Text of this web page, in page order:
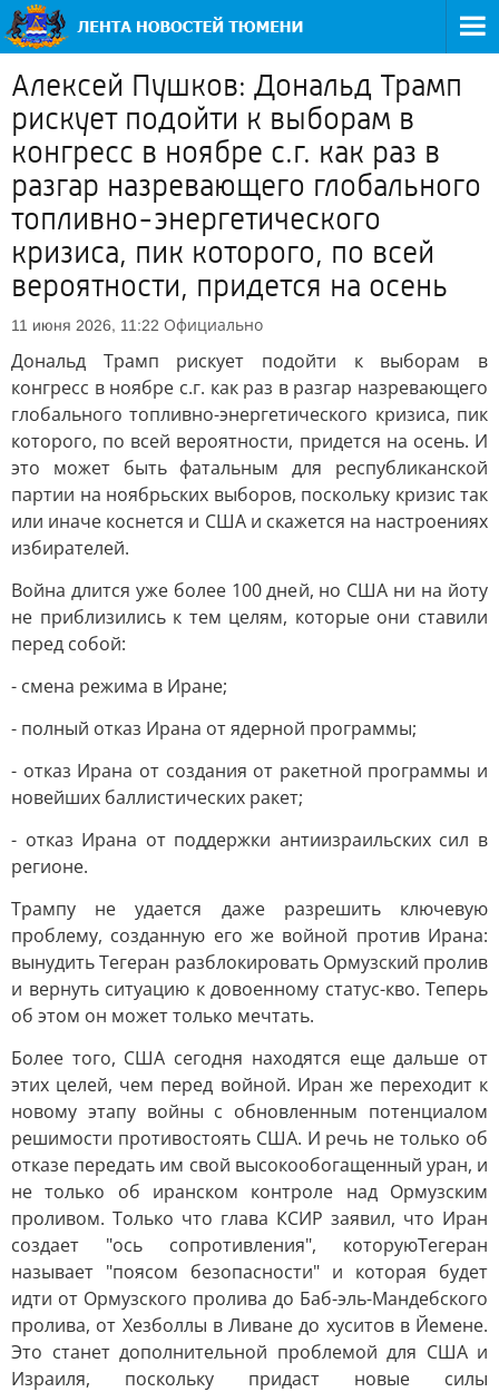
Алексей Пушков: Дональд Трамп
рискует подойти к выборам в
конгресс в ноябре с.г. как раз в
разгар назревающего глобального
топливно-энергетического
кризиса, пик которого, по всей
вероятности, придется на осень
11 июня 2026, 11:22 Официально
Дональд Трамп рискует подойти к выборам в
конгресс в ноябре с.г. как раз в разгар назревающего
глобального топливно-энергетического кризиса, пик
которого, по всей вероятности, придется на осень. И
это может быть фатальным для республиканской
партии на ноябрьских выборов, поскольку кризис так
или иначе коснется и США и скажется на настроениях
избирателей.
Война длится уже более 100 дней, но США ни на йоту
не приблизились к тем целям, которые они ставили
перед собой:
- смена режима в Иране;
- полный отказ Ирана от ядерной программы;
- отказ Ирана от создания от ракетной программы и
новейших баллистических ракет;
- отказ Ирана от поддержки антиизраильских сил в
регионе.
Трампу не удается даже разрешить ключевую
проблему, созданную его же войной против Ирана:
вынудить Тегеран разблокировать Ормузский пролив
и вернуть ситуацию к довоенному статус-кво. Теперь
об этом он может только мечтать.
Более того, США сегодня находятся еще дальше от
этих целей, чем перед войной. Иран же переходит к
новому этапу войны с обновленным потенциалом
решимости противостоять США. И речь не только об
отказе передать им свой высокообогащенный уран, и
не только об иранском контроле над Ормузским
проливом. Только что глава КСИР заявил, что Иран
создает "ось сопротивления", которуюТегеран
называет "поясом безопасности" и которая будет
идти от Ормузского пролива до Баб-эль-Мандебского
пролива, от Хезболлы в Ливане до хуситов в Йемене.
Это станет дополнительной проблемой для США и
Израиля, поскольку придаст новые силы